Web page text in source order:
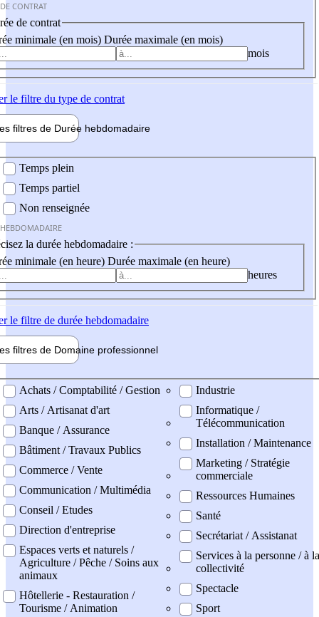
CONTRAT
de contrat
minimale (en mois) Durée maximale (en mois)
mois
le filtre du type de contrat
filtres de Durée hebdomadaire
Temps plein
Temps partiel
Non renseignée
la durée hebdomadaire :
minimale (en heure) Durée maximale (en heure)
heures
le filtre de durée hebdomadaire
filtres de Domaine professionnel
professionel
Achats / Comptabilité / Gestion
Arts / Artisanat d'art
Banque / Assurance
Bâtiment / Travaux Publics
Commerce / Vente
Communication / Multimédia
Conseil / Etudes
Direction d'entreprise
Espaces verts et naturels /
Agriculture / Pêche / Soins aux
animaux
Hôtellerie - Restauration /
Tourisme / Animation
Industrie
Informatique /
Télécommunication
Installation / Maintenance
Marketing / Stratégie
commerciale
Ressources Humaines
Santé
Secrétariat / Assistanat
Services à la personne / à la
collectivité
Spectacle
Sport